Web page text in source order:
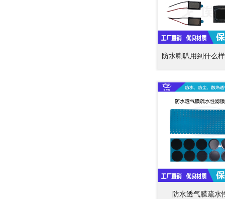
防水喇叭用到什么
防水透气膜疏水